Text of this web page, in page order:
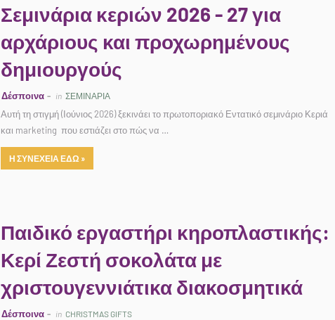
Σεμινάρια κεριών 2026 - 27 για
αρχάριους και προχωρημένους
δημιουργούς
Δέσποινα in ΣΕΜΙΝΑΡΙΑ
Αυτή τη στιγμή (Ιούνιος 2026) ξεκινάει το πρωτοποριακό Εντατικό σεμινάριο Κεριά
και marketing που εστιάζει στο πώς να …
Η ΣΥΝΕΧΕΙΑ ΕΔΩ »
Παιδικό εργαστήρι κηροπλαστικής:
Κερί Ζεστή σοκολάτα με
χριστουγεννιάτικα διακοσμητικά
Δέσποινα in CHRISTMAS GIFTS